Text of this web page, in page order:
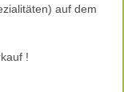
auf dem
!